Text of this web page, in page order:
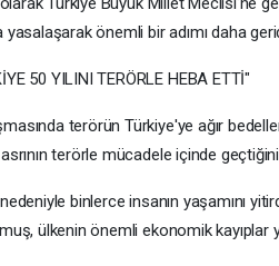
yasalaşarak önemli bir adımı daha
50 YILINI TERÖRLE HEBA ETTİ"
terörün Türkiye'ye ağır
asrının terörle mücadele içinde
binlerce insanın yaşamını
ülkenin önemli ekonomik kayıplar